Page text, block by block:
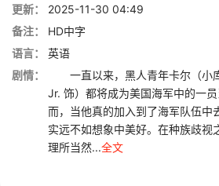
更新：
2025-11-30 04:49
备注：
HD中字
语言：
英语
剧情：
一直以来，黑人青年卡尔（小
Jr. 饰）都将成为美国海军中的一
而，当他真的加入到了海军队伍中
实远不如想象中美好。在种族歧视
理所当然...全文